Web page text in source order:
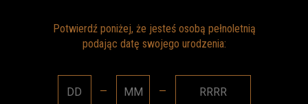
Potwierdź poniżej, że jesteś osobą pełnoletnią
podając datę swojego urodzenia:
— —
sztuk w kartonie: 24
sztuk w kartonie: 20